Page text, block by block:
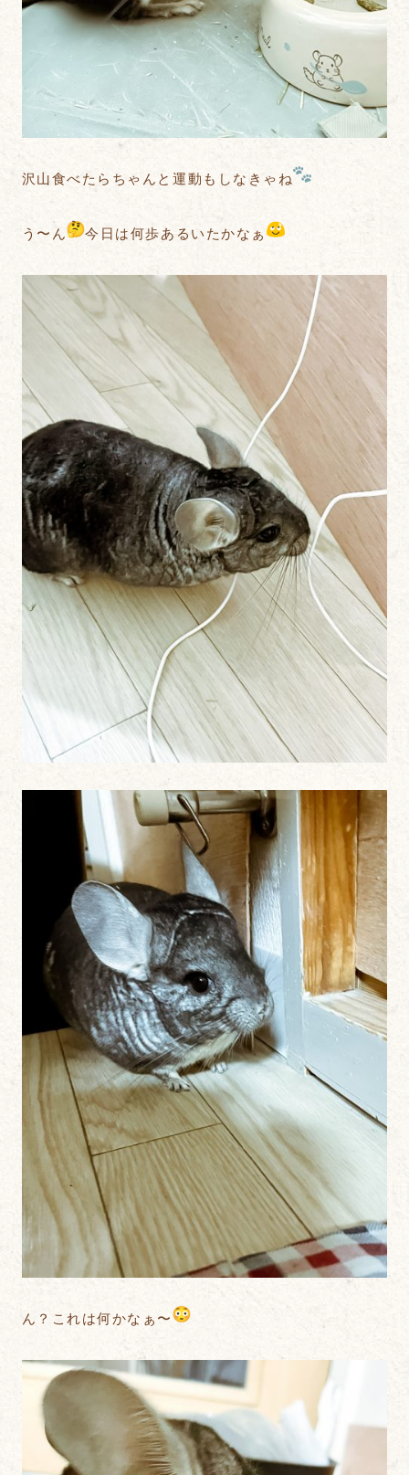
沢山食べたらちゃんと運動もしなきゃね
う〜ん 今日は何歩あるいたかなぁ
ん？これは何かなぁ〜